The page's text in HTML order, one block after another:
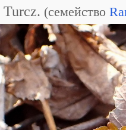
Turcz. (семейство